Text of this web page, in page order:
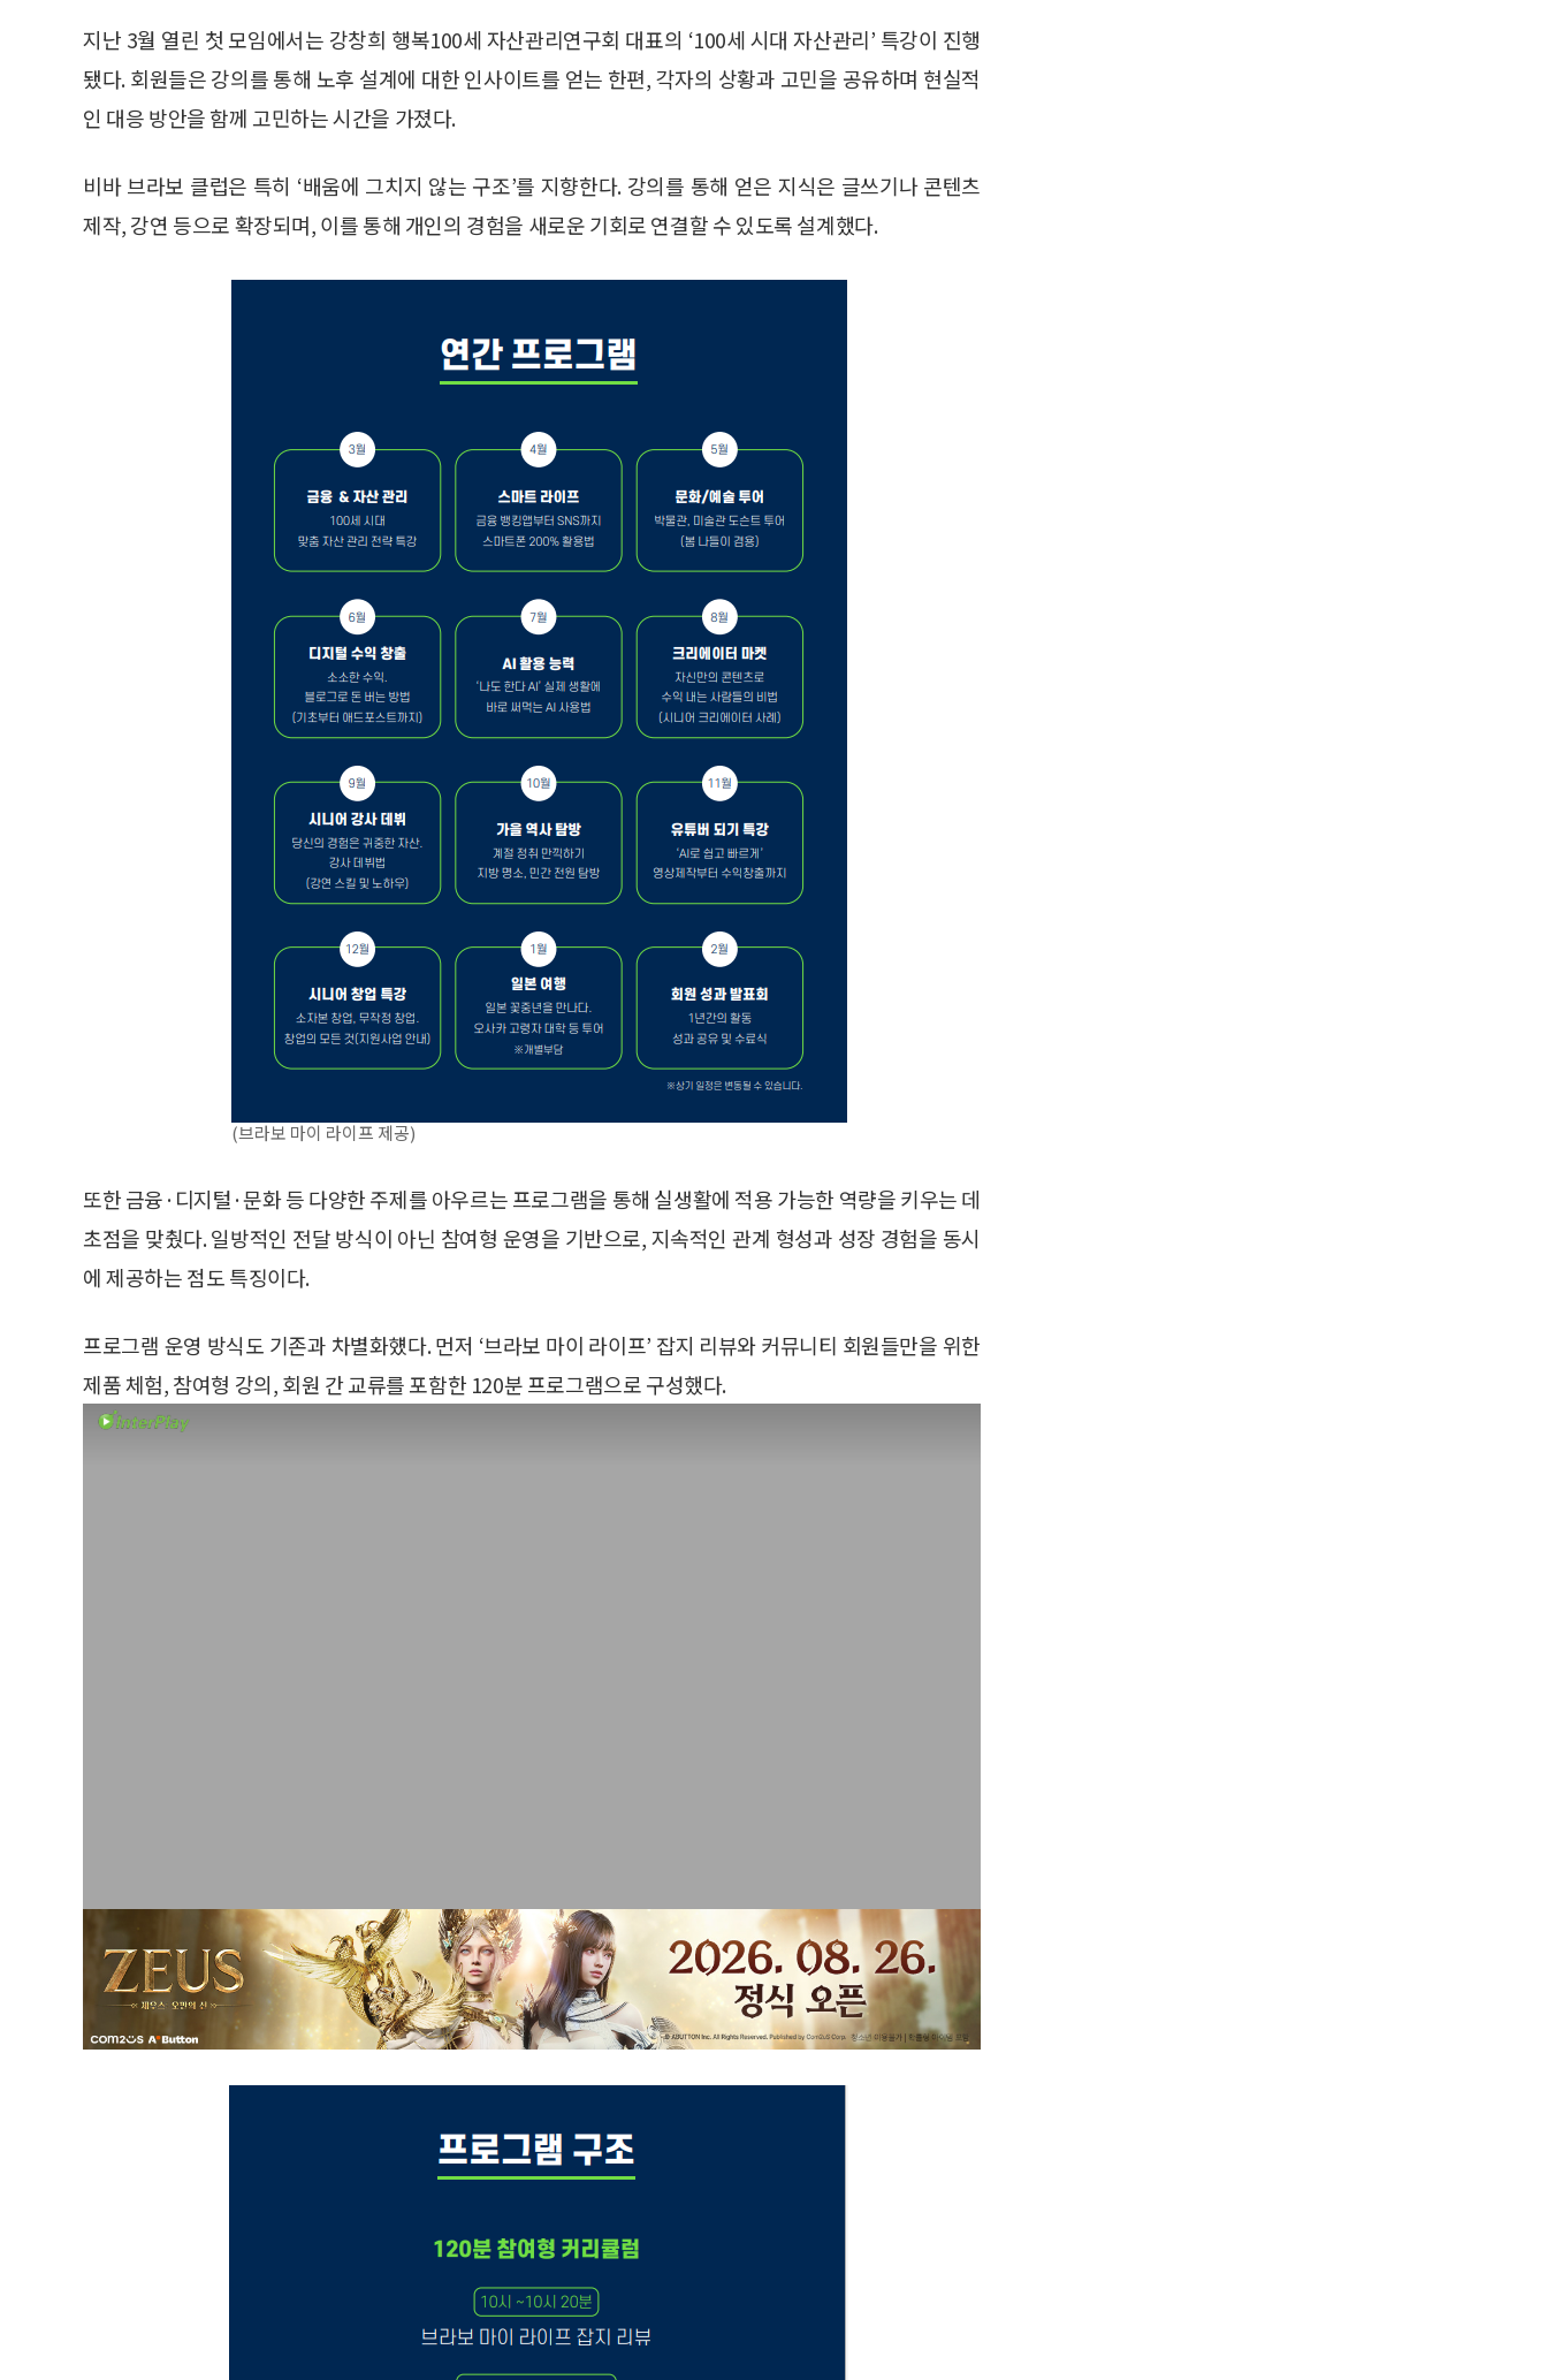
지난 3월 열린 첫 모임에서는 강창희 행복100세 자산관리연구회 대표의 ‘100세 시대 자산관리’ 특강이 진행
됐다. 회원들은 강의를 통해 노후 설계에 대한 인사이트를 얻는 한편, 각자의 상황과 고민을 공유하며 현실적
인 대응 방안을 함께 고민하는 시간을 가졌다.
비바 브라보 클럽은 특히 ‘배움에 그치지 않는 구조’를 지향한다. 강의를 통해 얻은 지식은 글쓰기나 콘텐츠
제작, 강연 등으로 확장되며, 이를 통해 개인의 경험을 새로운 기회로 연결할 수 있도록 설계했다.
(브라보 마이 라이프 제공)
또한 금융·디지털·문화 등 다양한 주제를 아우르는 프로그램을 통해 실생활에 적용 가능한 역량을 키우는 데
초점을 맞췄다. 일방적인 전달 방식이 아닌 참여형 운영을 기반으로, 지속적인 관계 형성과 성장 경험을 동시
에 제공하는 점도 특징이다.
프로그램 운영 방식도 기존과 차별화헀다. 먼저 ‘브라보 마이 라이프’ 잡지 리뷰와 커뮤니티 회원들만을 위한
제품 체험, 참여형 강의, 회원 간 교류를 포함한 120분 프로그램으로 구성했다.